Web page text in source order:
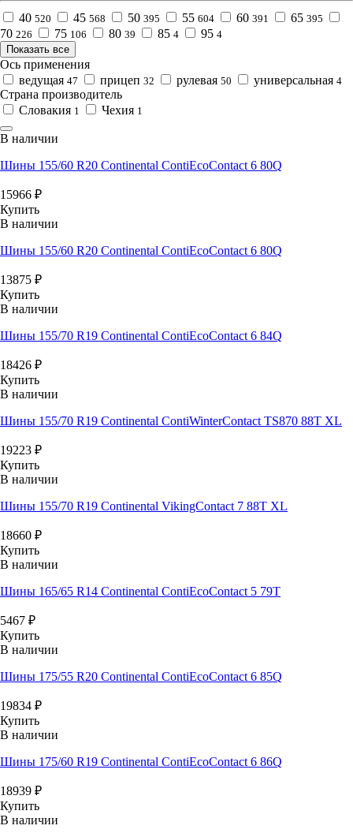
40 520 45 568 50 395 55 604 60 391 65 395
70 226 75 106 80 39 85 4 95 4
Показать все
Ось применения
ведущая 47 прицеп 32 рулевая 50 универсальная 4
Страна производитель
Словакия 1 Чехия 1
В наличии
Шины 155/60 R20 Continental ContiEcoContact 6 80Q
15966 ₽
Купить
В наличии
Шины 155/60 R20 Continental ContiEcoContact 6 80Q
13875 ₽
Купить
В наличии
Шины 155/70 R19 Continental ContiEcoContact 6 84Q
18426 ₽
Купить
В наличии
Шины 155/70 R19 Continental ContiWinterContact TS870 88T XL
19223 ₽
Купить
В наличии
Шины 155/70 R19 Continental VikingContact 7 88T XL
18660 ₽
Купить
В наличии
Шины 165/65 R14 Continental ContiEcoContact 5 79T
5467 ₽
Купить
В наличии
Шины 175/55 R20 Continental ContiEcoContact 6 85Q
19834 ₽
Купить
В наличии
Шины 175/60 R19 Continental ContiEcoContact 6 86Q
18939 ₽
Купить
В наличии